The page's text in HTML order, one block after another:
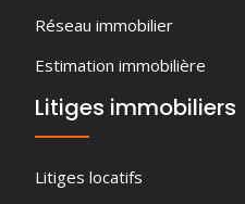
Réseau immobilier
Estimation immobilière
Litiges immobiliers
Litiges locatifs